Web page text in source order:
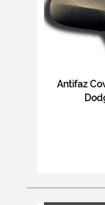
Antifaz